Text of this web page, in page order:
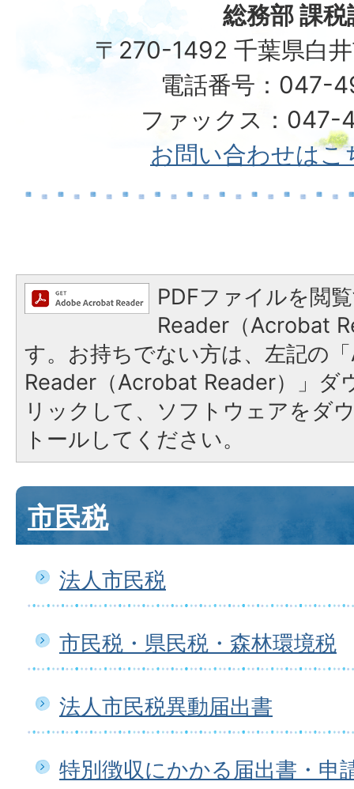
総務部 課税
〒270-1492 千葉県白
電話番号：047-
ファックス：047-
お問い合わせはこ
PDFファイルを閲
Reader（Acrobat
す。お持ちでない方は、左記の
Reader（Acrobat Reader）」ダ
リックして、ソフトウェアをダ
トールしてください。
市民税
法人市民税
市民税・県民税・森林環境税
法人市民税異動届出書
特別徴収にかかる届出書・申